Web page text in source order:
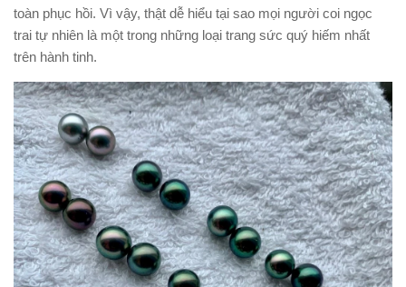
toàn phục hồi. Vì vậy, thật dễ hiểu tại sao mọi người coi ngọc
trai tự nhiên là một trong những loại trang sức quý hiếm nhất
trên hành tinh.